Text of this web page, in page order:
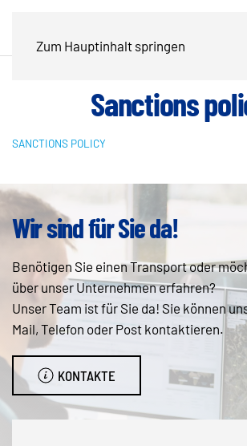
Zum Hauptinhalt springen
Sanctions
SANCTIONS POLICY
Wir sind für Sie da!
Benötigen Sie einen Transport oder
über unser Unternehmen erfahren?
Unser Team ist für Sie da! Sie können
Mail, Telefon oder Post kontaktieren.
KONTAKTE